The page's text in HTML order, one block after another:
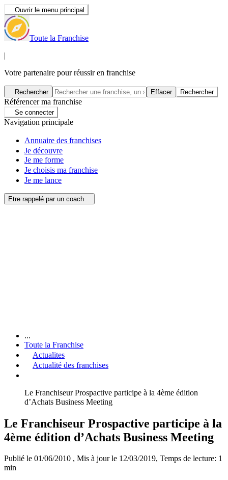
Ouvrir le menu principal
Toute la Franchise
|
Votre partenaire pour réussir en franchise
Rechercher Effacer Rechercher
Référencer ma franchise
Se connecter
Navigation principale
Annuaire des franchises
Je découvre
Je me forme
Je choisis ma franchise
Je me lance
Etre rappelé par un coach
...
Toute la Franchise
Actualites
Actualité des franchises
Le Franchiseur Prospactive participe à la 4ème édition
d’Achats Business Meeting
Le Franchiseur Prospactive participe à la
4ème édition d’Achats Business Meeting
Publié le 01/06/2010 , Mis à jour le 12/03/2019, Temps de lecture: 1
min